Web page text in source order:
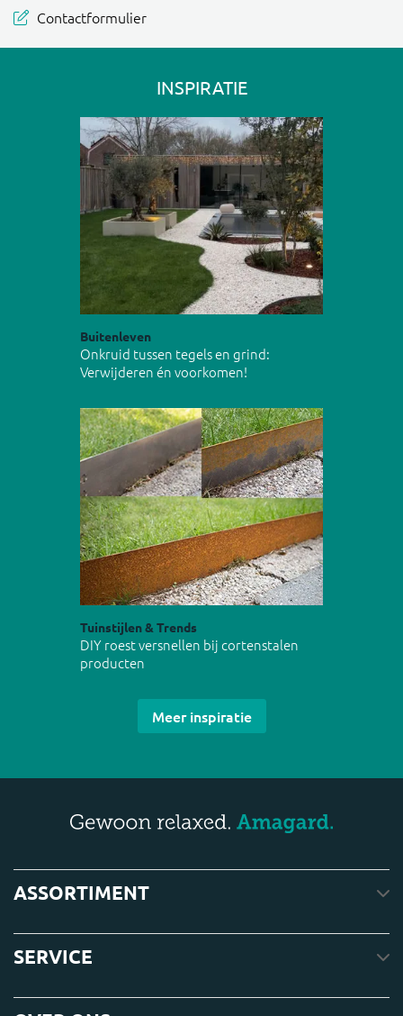
Contactformulier
INSPIRATIE
Buitenleven
Onkruid tussen tegels en grind:
Verwijderen én voorkomen!
Tuinstijlen & Trends
DIY roest versnellen bij cortenstalen
producten
Meer inspiratie
ASSORTIMENT
SERVICE